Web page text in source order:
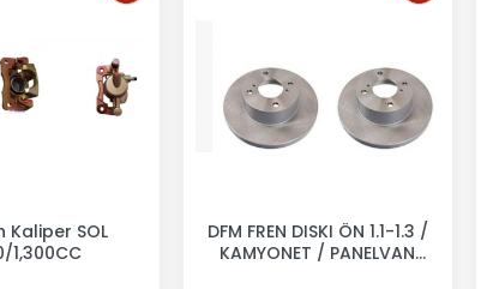
Kaliper SOL
1,300CC
DFM FREN DISKI ÖN 1.1-1.3 /
KAMYONET / PANELVAN